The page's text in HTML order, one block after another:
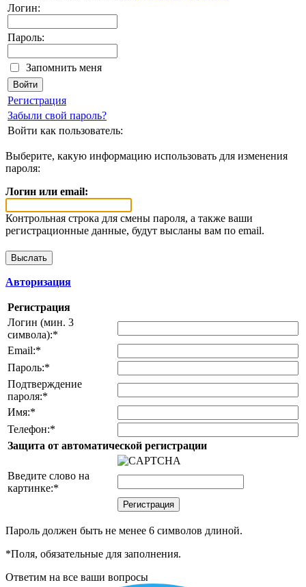
Логин:
Пароль:
Запомнить меня
Регистрация
Забыли свой пароль?
Войти как пользователь:
Выберите, какую информацию использовать для изменения
пароля:
Логин или email:
Контрольная строка для смены пароля, а также ваши
регистрационные данные, будут высланы вам по email.
Авторизация
Регистрация
Логин (мин. 3
символа):*
Email:*
Пароль:*
Подтверждение
пароля:*
Имя:*
Телефон:*
Защита от автоматической регистрации
Введите слово на
картинке:*
Пароль должен быть не менее 6 символов длиной.
*Поля, обязательные для заполнения.
Ответим на все ваши вопросы